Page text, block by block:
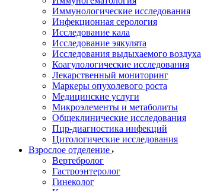
Иммунологические исследования
Инфекционная серология
Исследование кала
Исследование эякулята
Исследования выдыхаемого воздуха
Коагулологические исследования
Лекарственный мониторинг
Маркеры опухолевого роста
Медицинские услуги
Микроэлементы и метаболиты
Общеклинические исследования
Пцр-диагностика инфекций
Цитологические исследования
Взрослое отделение
Вертебролог
Гастроэнтеролог
Гинеколог